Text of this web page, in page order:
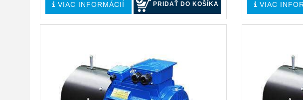
VIAC INFORMÁCIÍ PRIDAŤ DO KOŠÍKA VIAC